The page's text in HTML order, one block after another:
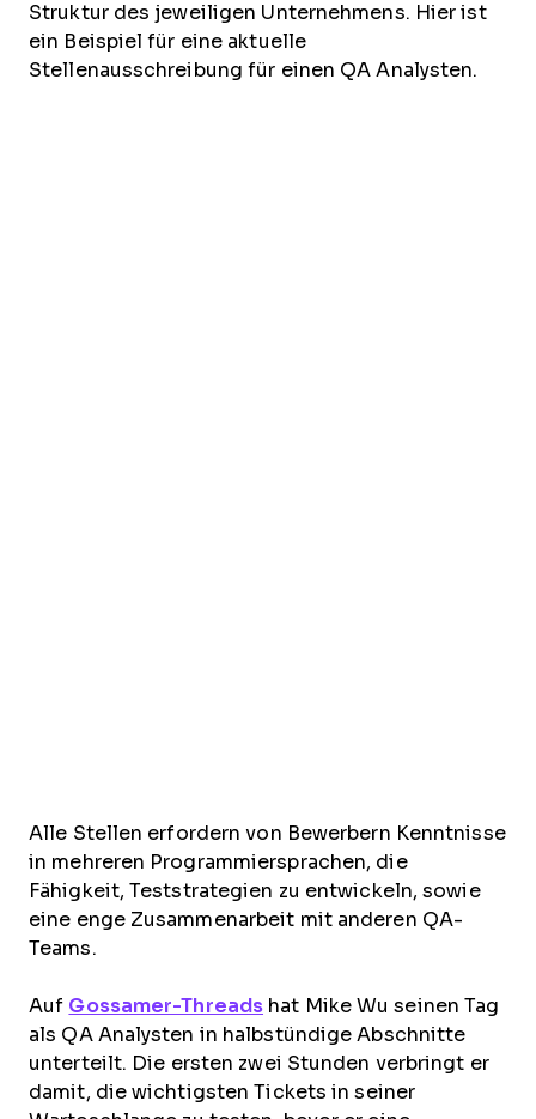
Struktur des jeweiligen Unternehmens. Hier ist
ein Beispiel für eine aktuelle
Stellenausschreibung für einen QA Analysten.
Alle Stellen erfordern von Bewerbern Kenntnisse
in mehreren Programmiersprachen, die
Fähigkeit, Teststrategien zu entwickeln, sowie
eine enge Zusammenarbeit mit anderen QA-
Teams.
Auf Gossamer-Threads hat Mike Wu seinen Tag
als QA Analysten in halbstündige Abschnitte
unterteilt. Die ersten zwei Stunden verbringt er
damit, die wichtigsten Tickets in seiner